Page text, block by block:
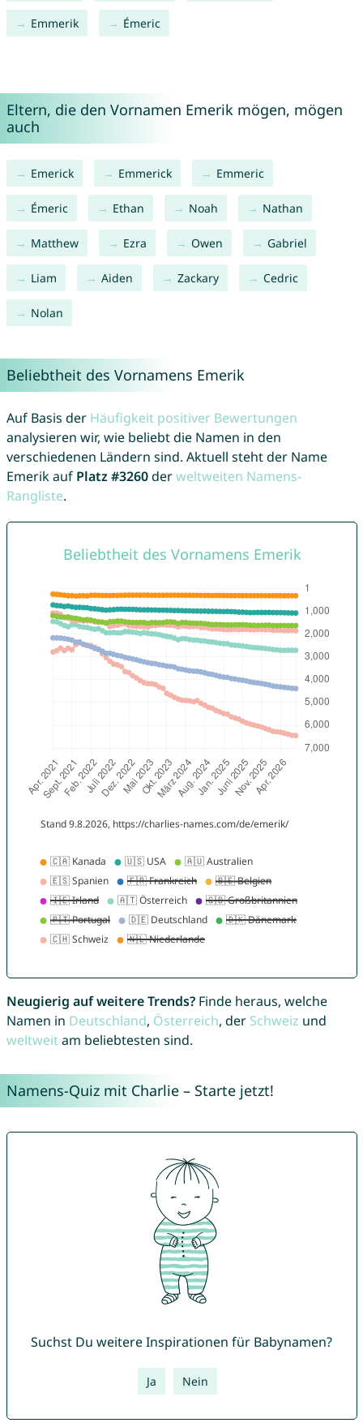
Emmerik Émeric
Eltern, die den Vornamen Emerik mögen, mögen
auch
Emerick Emmerick Emmeric
Émeric Ethan Noah Nathan
Matthew Ezra Owen Gabriel
Liam Aiden Zackary Cedric
Nolan
Beliebtheit des Vornamens Emerik
Auf Basis der Häufigkeit positiver Bewertungen
analysieren wir, wie beliebt die Namen in den
verschiedenen Ländern sind. Aktuell steht der Name
Emerik auf Platz #3260derweltweiten Namens-
Rangliste.
Neugierig auf weitere Trends?Finde heraus, welche
Namen in Deutschland, Österreich, der Schweiz und
weltweitam beliebtesten sind.
Namens-Quiz mit Charlie – Starte jetzt!
Suchst Du weitere Inspirationen für Babynamen?
Ja Nein